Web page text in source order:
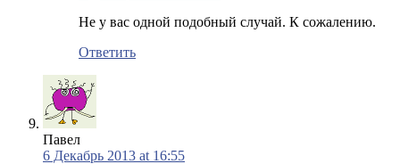
Не у вас одной подобный случай. К сожалению.
Ответить
Павел
6 Декабрь 2013 at 16:55